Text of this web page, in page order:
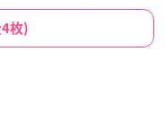
4枚)